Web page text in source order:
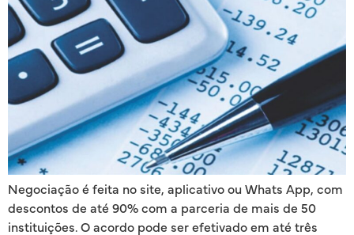
Negociação é feita no site, aplicativo ou Whats App, com
descontos de até 90% com a parceria de mais de 50
instituições. O acordo pode ser efetivado em até três